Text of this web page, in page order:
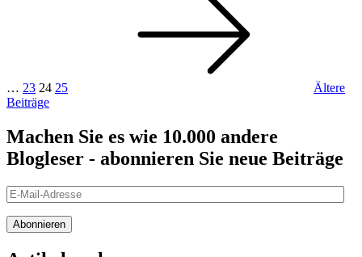
… 23 24 25
Ältere
BeiträgeÄltere
Machen Sie es wie 10.000 andere
Blogleser - abonnieren Sie neue Beiträge
E-
Mail-
Adresse
Abonnieren